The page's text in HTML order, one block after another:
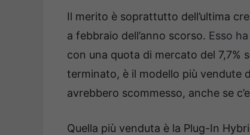
Il merito è soprattutto dell’ultima
a febbraio dell’anno scorso. Esso
con una quota di mercato del 7,7%
terminato, è il modello più vendute
avrebbero scommesso, anche se
Quella più venduta è la Plug-In